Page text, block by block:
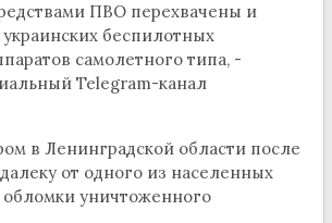
ПВО перехвачены и
беспилотных
самолетного типа, -
Telegram-канал
в Ленинградской области после
от одного из населенных
уничтоженного